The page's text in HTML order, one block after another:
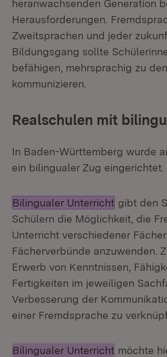
heranwachsenden Generation
Herausforderungen.
Zweitsprachen und jeder
Bildungsgang sollte
befähigen, mehrsprachig zu
kommunizieren.
Realschulen mit
In Baden-Württemberg wurde
ein bilingualer Zug eingerichtet.
Bilingualer Unterricht gibt den
Schülern die Möglichkeit, die
Unterricht verschiedener
Fächerverbünde anzuwenden.
Erwerb von Kenntnissen,
Fertigkeiten im jeweiligen
Verbesserung der
einer Fremdsprache zu
Bilingualer Unterricht möchte